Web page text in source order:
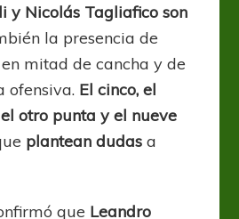
y Nicolás Tagliafico son
la presencia de
en mitad de cancha y de
ofensiva. El cinco, el
otro punta y el nueve
plantean dudas a
que Leandro